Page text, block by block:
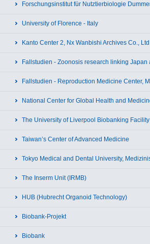
Forschungsinstitut für Nutztierbiologie
University of Florence - Italy
Kanto Center 2, Nx Wanbishi Archives Co., Ltd
Fallstudien - Zoonosis research linking Japan
Fallstudien - Reproduction Medicine Center,
National Center for Global Health and
The University of Liverpool Biobanking Facility
Taiwan’s Center of Advanced Medicine
Tokyo Medical and Dental University,
The Inserm Unit (IRMB)
HUB (Hubrecht Organoid Technology)
Biobank-Projekt
Biobank